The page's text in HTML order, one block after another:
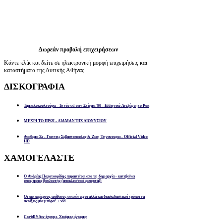
Δωρεάν προβολή επιχειρήσεων
Κάντε κλίκ και δείτε σε ηλεκτρονική μορφή επιχειρήσεις και
καταστήματα της Δυτικής Αθήνας
ΔΙΣΚΟΓΡΑΦΙΑ
Ταμπελοκουλτούρα - Το νέο cd των Στίγμα '90 - Ελληνικό Ανεξάρτητο Ροκ
ΜΕΧΡΙ ΤΟ ΠΡΩΙ - ΔΙΑΜΑΝΤΗΣ ΔΙΟΝΥΣΙΟΥ
Αναθεμα Σε - Γιαννης Σεβαστοπουλος & Ζωη Τηγανουρια - Official Video
HD
ΧΑΜΟΓΕΛΑΣΤΕ
Ο Ανδρέας Παχατουρίδης παραιτείται απο τη δημαρχία - κατεβαίνει
υποψήφιος βουλευτής (αποκλειστικό ρεπορτάζ)
Οι πιο περίεργοι, απίθανοι, αναπάντεχοι αλλά και διασκεδαστικοί τρόποι να
ανοίξεις μία μπύρα! + vid
Covid19 Δεν έχουμε. Χιούμορ έχουμε;